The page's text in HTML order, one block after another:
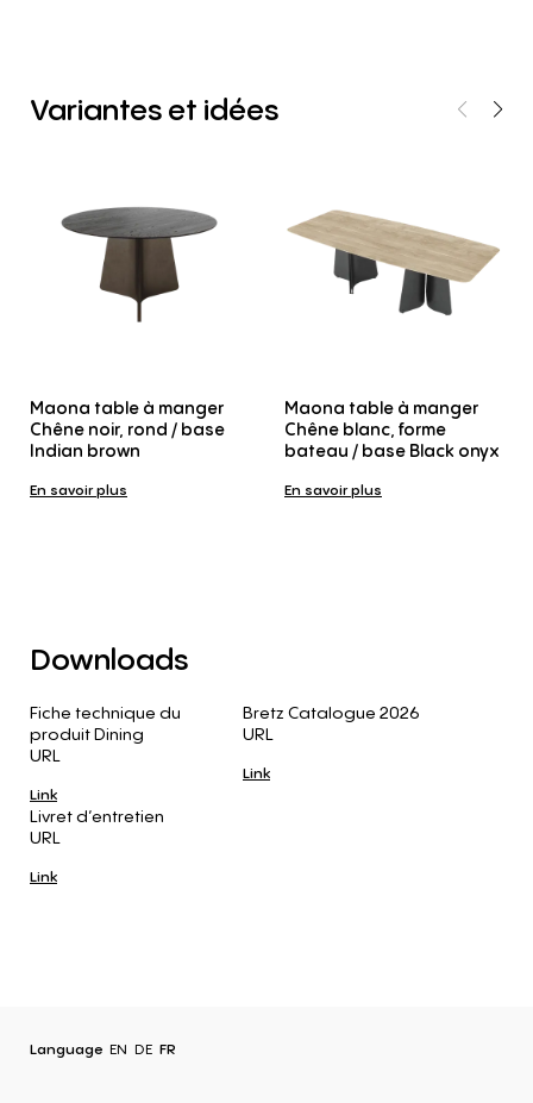
Varianteset idées
Maona table à manger
Chêne noir, rond / base
Indian brown
En savoir plus
Maona table à manger
Chêne blanc, forme
bateau / base Black onyx
En savoir plus
Downloads
Fiche technique du
produit Dining
URL
Link
Bretz Catalogue 2026
URL
Link
Livret d’entretien
URL
Link
Language EN DE FR